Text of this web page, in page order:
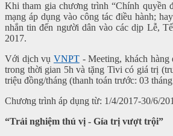
Khi tham gia chương trình “Chính quyền
mạng áp dụng vào công tác điều hành;
nhắn tin đến người dân vào các dịp Lễ,
2017.
Với dịch vụ VNPT- Meeting, khách hàng
trong thời gian 5h và tặng Tivi có giá trị
triệu đồng/tháng (thanh toán trước: 03
Chương trình áp dụng từ: 1/4/2017-30/6/
“Trải nghiệm thú vị - Gía trị vượt trội”